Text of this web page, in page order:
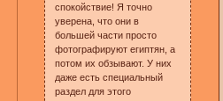
спокойствие! Я точно
уверена, что они в
большей части просто
фотографируют египтян, а
потом их обзывают. У них
даже есть специальный
раздел для этого